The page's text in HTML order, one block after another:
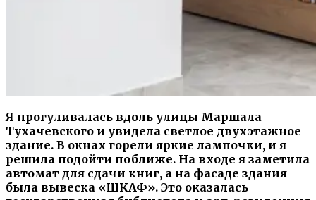
Я прогуливалась вдоль улицы Маршала
Тухачевского и увидела светлое двухэтажное
здание. В окнах горели яркие лампочки, и я
решила подойти поближе. На входе я заметила
автомат для сдачи книг, а на фасаде здания
была вывеска «ШКАФ». Это оказалась